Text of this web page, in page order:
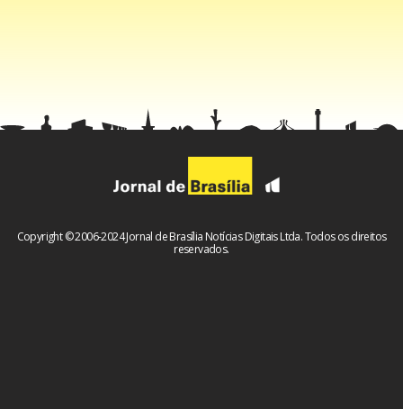
Na nota, a Abradee ainda destacou que segue à disposição
ressaltou a necessidade de adoção de políticas públicas
“que possam reorganizar o sistema elétrico” do País.
Copyright © 2006-2024 Jornal de Brasília Notícias Digitais Ltda. Todos os direitos
reservados.